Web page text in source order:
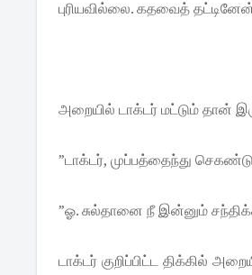
புரியவில்லை. கதவைத்
அறையில் டாக்டர் மட்டும் தான்
”டாக்டர், முப்பத்தைந்து
”ஓ. சுல்தானை நீ இன்னும்
டாக்டர் குறிப்பிட்ட திக்கில்